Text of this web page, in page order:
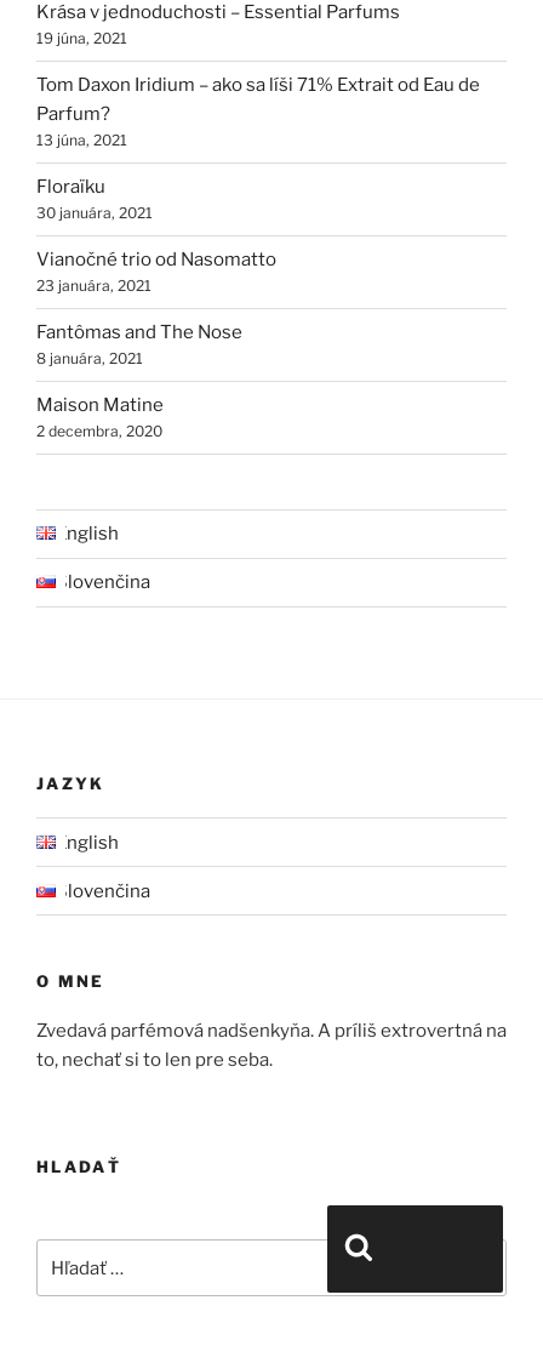
Krása v jednoduchosti – Essential Parfums
19 júna, 2021
Tom Daxon Iridium – ako sa líši 71% Extrait od Eau de
Parfum?
13 júna, 2021
Floraïku
30 januára, 2021
Vianočné trio od Nasomatto
23 januára, 2021
Fantômas and The Nose
8 januára, 2021
Maison Matine
2 decembra, 2020
English
Slovenčina
JAZYK
English
Slovenčina
O MNE
Zvedavá parfémová nadšenkyňa. A príliš extrovertná na
to, nechať si to len pre seba.
HLADAŤ